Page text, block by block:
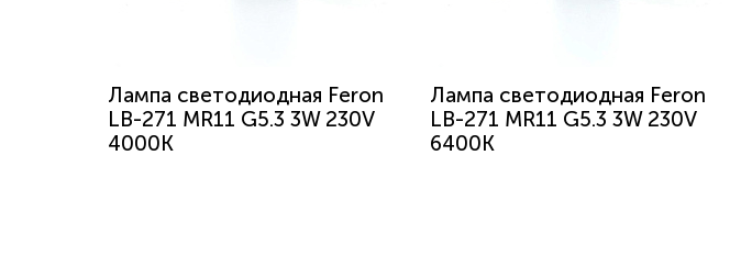
Лампа светодиодная Feron
LB-271 MR11 G5.3 3W 230V
4000K
Лампа светодиодная Feron
LB-271 MR11 G5.3 3W 230V
6400K